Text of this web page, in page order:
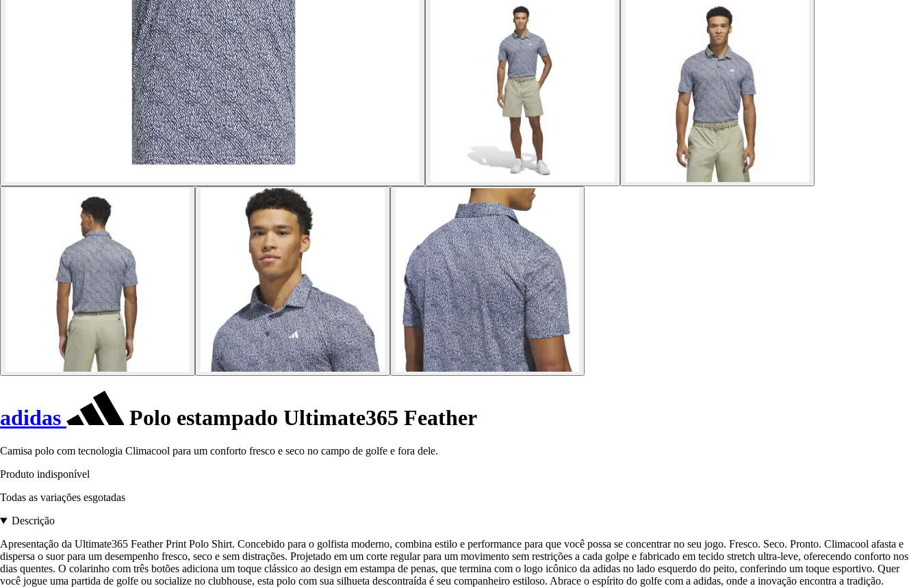
adidas Polo estampado Ultimate365 Feather
Camisa polo com tecnologia Climacool para um conforto fresco e seco no campo de golfe e fora dele.
Produto indisponível
Todas as variações esgotadas
Descrição
Apresentação da Ultimate365 Feather Print Polo Shirt. Concebido para o golfista moderno, combina estilo e performance para que você possa se concentrar no seu jogo. Fresco. Seco. Pronto. Climacool afasta e
dispersa o suor para um desempenho fresco, seco e sem distrações. Projetado em um corte regular para um movimento sem restrições a cada golpe e fabricado em tecido stretch ultra-leve, oferecendo conforto nos
dias quentes. O colarinho com três botões adiciona um toque clássico ao design em estampa de penas, que termina com o logo icônico da adidas no lado esquerdo do peito, conferindo um toque esportivo. Quer
você jogue uma partida de golfe ou socialize no clubhouse, esta polo com sua silhueta descontraída é seu companheiro estiloso. Abrace o espírito do golfe com a adidas, onde a inovação encontra a tradição.